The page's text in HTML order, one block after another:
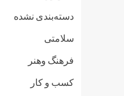
دسته‌بندی نشده
سلامتی
فرهنگ وهنر
کسب و کار